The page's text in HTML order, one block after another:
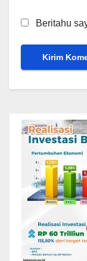
Beritahu